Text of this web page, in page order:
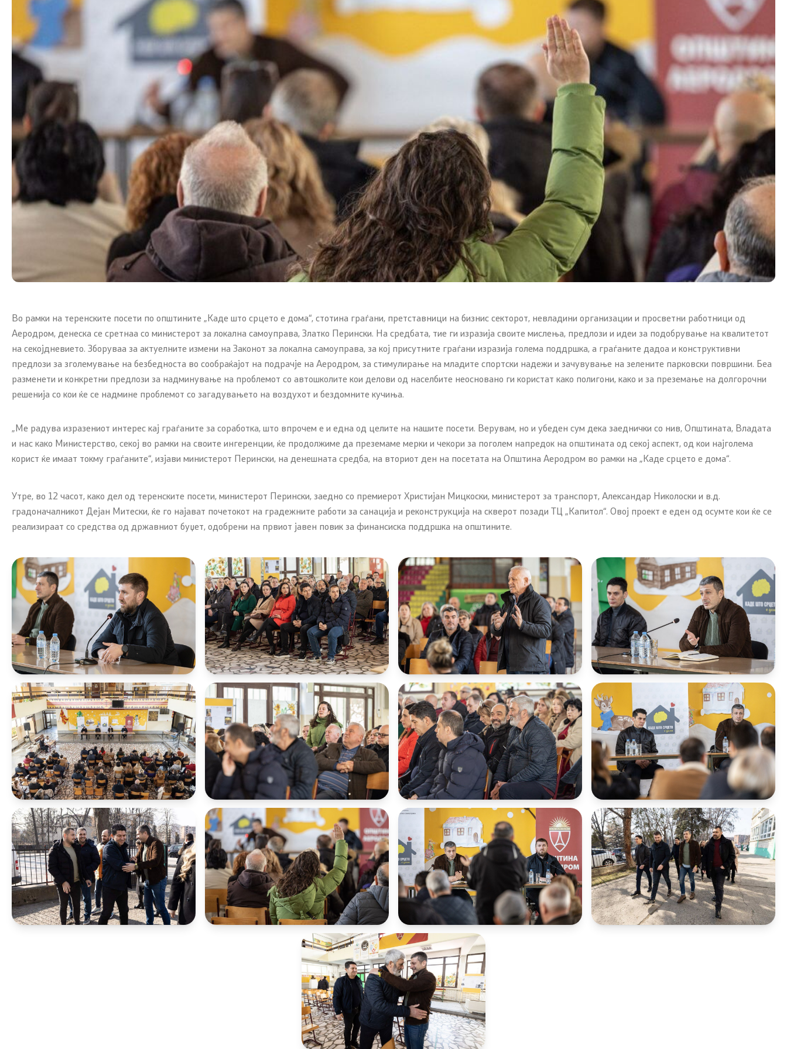
Органи во состав
Национални координатори
Генерален Секретаријат
Контакт
Изјава за пристапност
Со еден клик до сите услуги
Во рамки на теренските посети по општините „Каде што срцето е дома“, стотина граѓани, претставници на бизнис секторот, невладини организации и просветни работници од
Аеродром, денеска се сретнаа со министерот за локална самоуправа, Златко Перински. На средбата, тие ги изразија своите мислења, предлози и идеи за подобрување на квалитетот
на секојдневието. Зборуваа за актуелните измени на Законот за локална самоуправа, за кој присутните граѓани изразија голема поддршка, а граѓаните дадоа и конструктивни
предлози за зголемување на безбедноста во сообраќајот на подрачје на Аеродром, за стимулирање на младите спортски надежи и зачувување на зелените парковски површини. Беа
разменети и конкретни предлози за надминување на проблемот со автошколите кои делови од населбите неосновано ги користат како полигони, како и за преземање на долгорочни
решенија со кои ќе се надмине проблемот со загадувањето на воздухот и бездомните кучиња.
„Ме радува изразениот интерес кај граѓаните за соработка, што впрочем е и една од целите на нашите посети. Верувам, но и убеден сум дека заеднички со нив, Општината, Владата
и нас како Министерство, секој во рамки на своите ингеренции, ќе продолжиме да преземаме мерки и чекори за поголем напредок на општината од секој аспект, од кои најголема
корист ќе имаат токму граѓаните“, изјави министерот Перински, на денешната средба, на вториот ден на посетата на Општина Аеродром во рамки на „Каде срцето е дома“.
Утре, во 12 часот, како дел од теренските посети, министерот Перински, заедно со премиерот Христијан Мицкоски, министерот за транспорт, Александар Николоски и в.д.
градоначалникот Дејан Митески, ќе го најават почетокот на градежните работи за санација и реконструкција на скверот позади ТЦ „Капитол“. Овој проект е еден од осумте кои ќе се
реализираат со средства од државниот буџет, одобрени на првиот јавен повик за финансиска поддршка на општините.